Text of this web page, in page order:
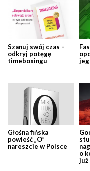
Szanuj swój czas –
odkryj potęgę
timeboxingu
Głośna fińska
powieść „O”
nareszcie w Polsce
o
już